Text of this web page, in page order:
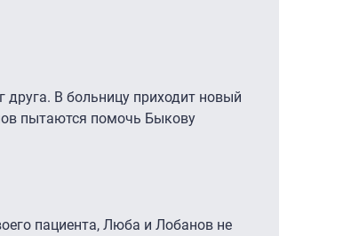
В больницу приходит новый
пытаются помочь Быкову
пациента, Люба и Лобанов не